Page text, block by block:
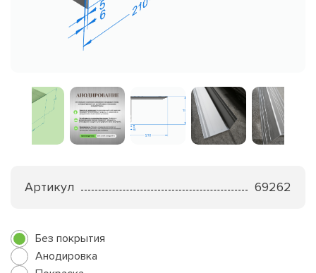
Артикул 69262
Без покрытия
Анодировка